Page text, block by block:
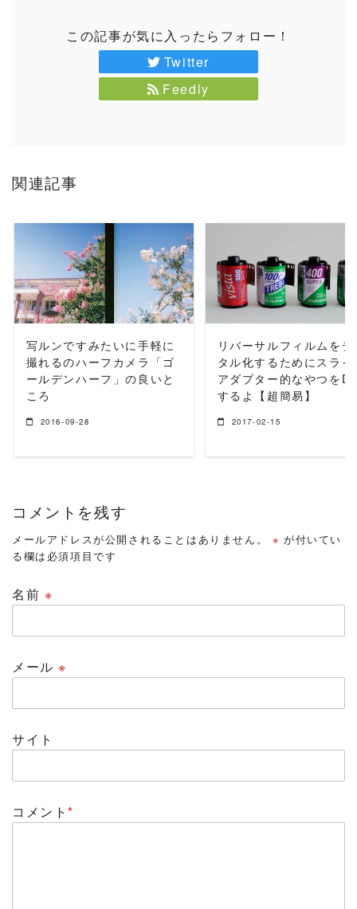
この記事が気に入ったらフォロー！
Twitter
Feedly
関連記事
READ MORE
写ルンですみたいに手軽に
撮れるのハーフカメラ「ゴ
ールデンハーフ」の良いと
ころ
2016-09-28
READ MORE
リバーサルフィルムをデ
タル化するためにスライ
アダプター的なやつを
するよ【超簡易】
2017-02-15
コメントを残す
メールアドレスが公開されることはありません。 ※ が付いてい
る欄は必須項目です
名前 ※
メール※
サイト
コメント*